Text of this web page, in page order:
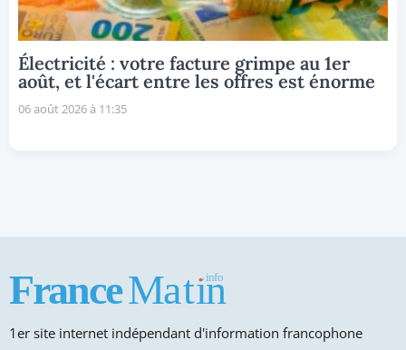
Électricité : votre facture grimpe au 1er
août, et l'écart entre les offres est énorme
06 août 2026 à 11:35
1er site internet indépendant d'information francophone